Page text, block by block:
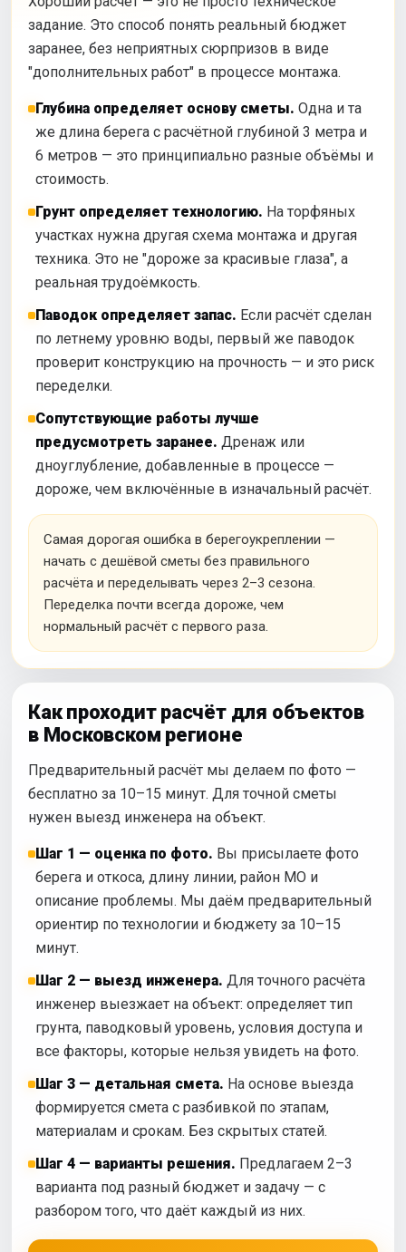
задание. Это способ понять реальный бюджет
заранее, без неприятных сюрпризов в виде
"дополнительных работ" в процессе монтажа.
Глубина определяет основу сметы. Одна и та
же длина берега с расчётной глубиной 3 метра и
6 метров — это принципиально разные объёмы и
стоимость.
Грунт определяет технологию. На торфяных
участках нужна другая схема монтажа и другая
техника. Это не "дороже за красивые глаза", а
реальная трудоёмкость.
Паводок определяет запас. Если расчёт сделан
по летнему уровню воды, первый же паводок
проверит конструкцию на прочность — и это риск
переделки.
Сопутствующие работы лучше
предусмотреть заранее. Дренаж или
дноуглубление, добавленные в процессе —
дороже, чем включённые в изначальный расчёт.
Самая дорогая ошибка в берегоукреплении —
начать с дешёвой сметы без правильного
расчёта и переделывать через 2–3 сезона.
Переделка почти всегда дороже, чем
нормальный расчёт с первого раза.
Как проходит расчёт для объектов
в Московском регионе
Предварительный расчёт мы делаем по фото —
бесплатно за 10–15 минут. Для точной сметы
нужен выезд инженера на объект.
Шаг 1 — оценка по фото. Вы присылаете фото
берега и откоса, длину линии, район МО и
описание проблемы. Мы даём предварительный
ориентир по технологии и бюджету за 10–15
минут.
Шаг 2 — выезд инженера. Для точного расчёта
инженер выезжает на объект: определяет тип
грунта, паводковый уровень, условия доступа и
все факторы, которые нельзя увидеть на фото.
Шаг 3 — детальная смета. На основе выезда
формируется смета с разбивкой по этапам,
материалам и срокам. Без скрытых статей.
Шаг 4 — варианты решения. Предлагаем 2–3
варианта под разный бюджет и задачу — с
разбором того, что даёт каждый из них.